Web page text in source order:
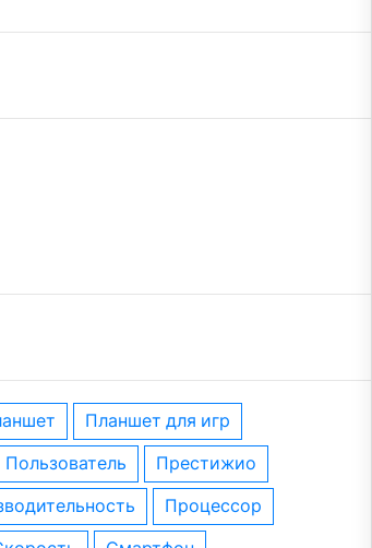
планшет для игр
пользователь престижио
процессор